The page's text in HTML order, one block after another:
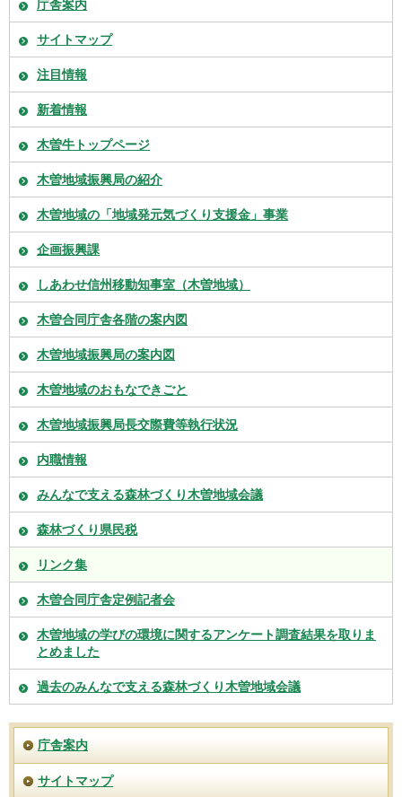
庁舎案内
サイトマップ
注目情報
新着情報
木曽牛トップページ
木曽地域振興局の紹介
木曽地域の「地域発元気づくり支援金」事業
企画振興課
しあわせ信州移動知事室（木曽地域）
木曽合同庁舎各階の案内図
木曽地域振興局の案内図
木曽地域のおもなできごと
木曽地域振興局長交際費等執行状況
内職情報
みんなで支える森林づくり木曽地域会議
森林づくり県民税
リンク集
木曽合同庁舎定例記者会
木曽地域の学びの環境に関するアンケート調査結果を取りま
とめました
過去のみんなで支える森林づくり木曽地域会議
庁舎案内
サイトマップ